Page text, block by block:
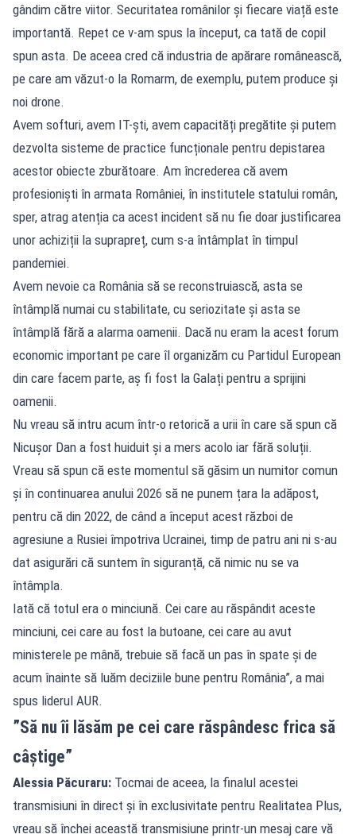
gândim către viitor. Securitatea românilor și fiecare viață este
importantă. Repet ce v-am spus la început, ca tată de copil
spun asta. De aceea cred că industria de apărare românească,
pe care am văzut-o la Romarm, de exemplu, putem produce și
noi drone.
Avem softuri, avem IT-ști, avem capacități pregătite și putem
dezvolta sisteme de practice funcționale pentru depistarea
acestor obiecte zburătoare. Am încrederea că avem
profesioniști în armata României, în institutele statului român,
sper, atrag atenția ca acest incident să nu fie doar justificarea
unor achiziții la suprapreț, cum s-a întâmplat în timpul
pandemiei.
Avem nevoie ca România să se reconstruiască, asta se
întâmplă numai cu stabilitate, cu seriozitate și asta se
întâmplă fără a alarma oamenii. Dacă nu eram la acest forum
economic important pe care îl organizăm cu Partidul European
din care facem parte, aș fi fost la Galați pentru a sprijini
oamenii.
Nu vreau să intru acum într-o retorică a urii în care să spun că
Nicușor Dan a fost huiduit și a mers acolo iar fără soluții.
Vreau să spun că este momentul să găsim un numitor comun
și în continuarea anului 2026 să ne punem țara la adăpost,
pentru că din 2022, de când a început acest război de
agresiune a Rusiei împotriva Ucrainei, timp de patru ani ni s-au
dat asigurări că suntem în siguranță, că nimic nu se va
întâmpla.
Iată că totul era o minciună. Cei care au răspândit aceste
minciuni, cei care au fost la butoane, cei care au avut
ministerele pe mână, trebuie să facă un pas în spate și de
acum înainte să luăm deciziile bune pentru România”, a mai
spus liderul AUR.
”Să nu îi lăsăm pe cei care răspândesc frica să
câștige”
Alessia Păcuraru: Tocmai de aceea, la finalul acestei
transmisiuni în direct și în exclusivitate pentru Realitatea Plus,
vreau să închei această transmisiune printr-un mesaj care vă